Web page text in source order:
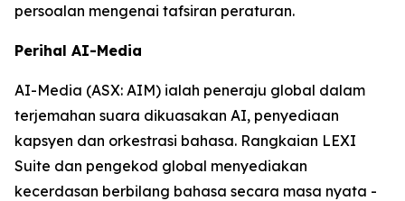
persoalan mengenai tafsiran peraturan.
Perihal AI-Media
AI-Media (ASX: AIM) ialah peneraju global dalam
terjemahan suara dikuasakan AI, penyediaan
kapsyen dan orkestrasi bahasa. Rangkaian LEXI
Suite dan pengekod global menyediakan
kecerdasan berbilang bahasa secara masa nyata -